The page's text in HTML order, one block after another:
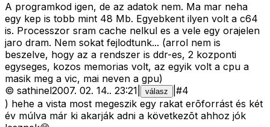
A programkod igen, de az adatok nem. Ma mar neha
egy kep is tobb mint 48 Mb. Egyebkent ilyen volt a c64
is. Processzor sram cache nelkul es a vele egy orajelen
jaro dram. Nem sokat fejlodtunk... (arrol nem is
beszelve, hogy az a rendszer is ddr-es, 2 kozponti
egyseges, kozos memorias volt, az egyik volt a cpu a
masik meg a vic, mai neven a gpu)
© sathinel2007. 02. 14.. 23:21 válasz #4
) hehe a vista most megeszik egy rakat erõforrást és két
év múlva már ki akarják adni a következõt ahhoz jók